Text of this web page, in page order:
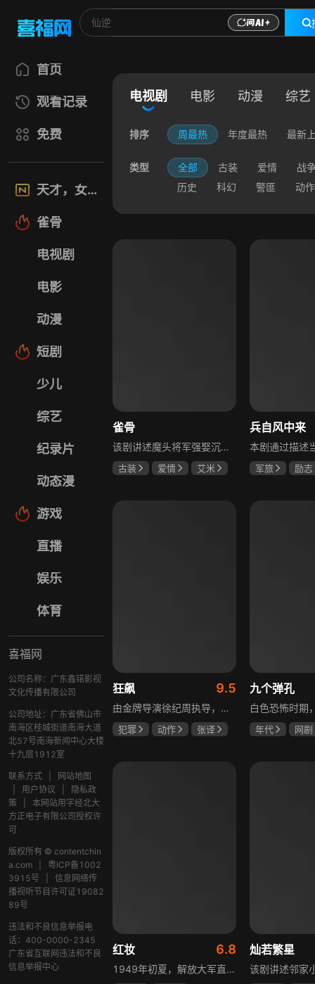
首页
观看记录
免费
天才，女友
雀骨
电视剧
电影
动漫
短剧
少儿
综艺
纪录片
动态漫
游戏
直播
娱乐
体育
喜福网
公司名称：广东鑫锘影视
文化传播有限公司
公司地址：广东省佛山市
南海区桂城街道南海大道
北57号南海新闻中心大楼
十九层1912室
联系方式
网站地图
用户协议
隐私政
策
本网站用字经北大
方正电子有限公司授权许
可
版权所有 © contentchin
a.com
粤ICP备1002
3915号
信息网络传
播视听节目许可证19082
89号
违法和不良信息举报电
话：400-0000-2345
广东省互联网违法和不良
信息举报中心
电视剧 电影 动漫 综艺
排序 周最热 年度最热 最新
类型 全部 古装 爱情
战
历史
科幻 警匪 动作
雀骨
该剧讲述魔头将军强娶沉迷机关术的财迷假千金，两人从契约夫妻起步，在生死局中互扒马甲，爱意与杀意交织共生。过程中他们揭露朝堂阴谋，破解生死乱局，最终共同守护家国太平，融合了权谋、爱情、冒险等多重元素，情节跌宕起伏。
古装 爱情
艾米
兵自风中来
军旅
励志
狂飙 9.5
由金牌导演徐纪周执导，张译、张颂文、李一桐、张志坚、吴刚领衔主演，倪大红、韩童生、李建义特邀主演的中央政法委重点项目。一部扫黑除恶坚决斗争的回忆录，横跨20年的群像叙事全景式展现时代变迁下的黑白较量与复杂人性。
犯罪 动作
张译
九个弹孔
年代
网剧
红妆 6.8
1949年初夏，解放大军直抵上海，国民党国防部保密局的中共地下党员邓家骥奉命撤往台湾，其妻同为地下党的沈荷因临产被留在上海。新中国成立之初，面对敌特的破坏活动，斗争形势严峻，沈荷隐藏真实身份，继续与敌人展开新一轮斗争，在隐秘战线坚守信仰，为新政权的稳定默默奉献。
灿若繁星